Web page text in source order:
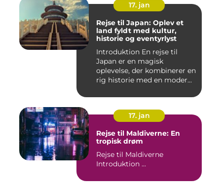
17. jan
Rejse til Japan: Oplev et
land fyldt med kultur,
historie og eventyrlyst
Introduktion En rejse til
Japan er en magisk
oplevelse, der kombinerer en
rig historie med en moder...
17. jan
Rejse til Maldiverne: En
tropisk drøm
Rejse til Maldiverne
Introduktion ...